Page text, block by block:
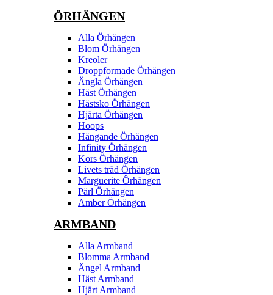
ÖRHÄNGEN
Alla Örhängen
Blom Örhängen
Kreoler
Droppformade Örhängen
Ängla Örhängen
Häst Örhängen
Hästsko Örhängen
Hjärta Örhängen
Hoops
Hängande Örhängen
Infinity Örhängen
Kors Örhängen
Livets träd Örhängen
Marguerite Ôrhängen
Pärl Örhängen
Amber Örhängen
ARMBAND
Alla Armband
Blomma Armband
Ängel Armband
Häst Armband
Hjärt Armband